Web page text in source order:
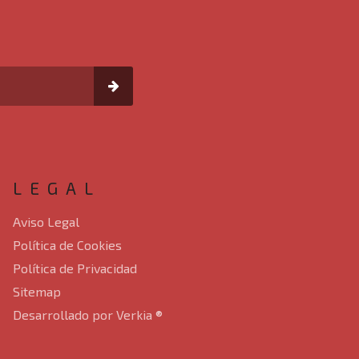
LEGAL
Aviso Legal
Política de Cookies
Política de Privacidad
Sitemap
Desarrollado por Verkia ®